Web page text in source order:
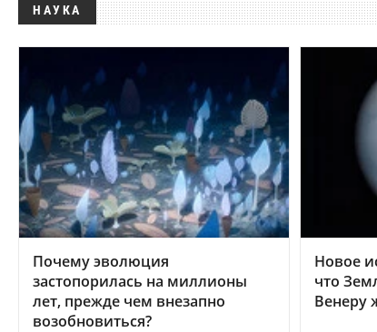
НАУКА
Почему эволюция
застопорилась на миллионы
лет, прежде чем внезапно
возобновиться?
Новое
что
Венеру